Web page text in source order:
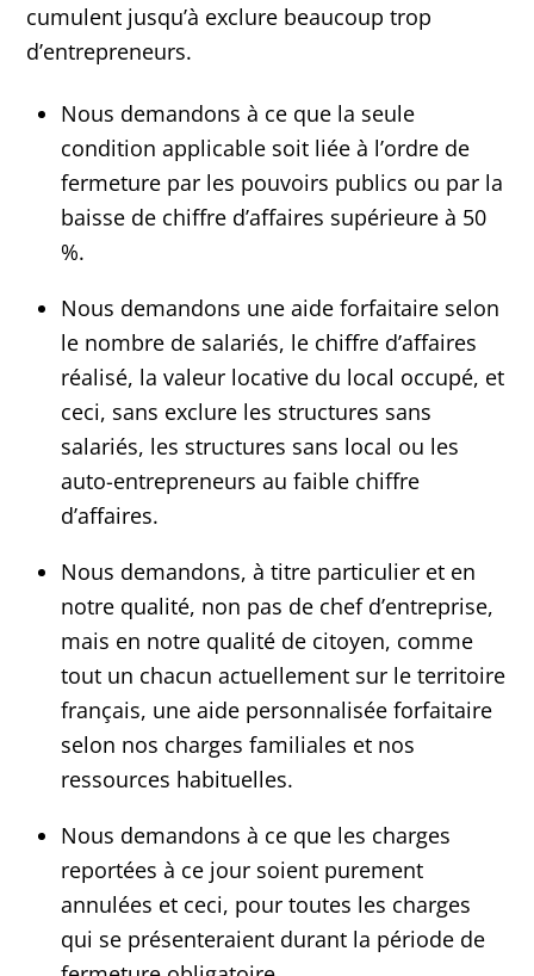
cumulent jusqu’à exclure beaucoup trop
d’entrepreneurs.
Nous demandons à ce que la seule
condition applicable soit liée à l’ordre de
fermeture par les pouvoirs publics ou par la
baisse de chiffre d’affaires supérieure à 50
%.
Nous demandons une aide forfaitaire selon
le nombre de salariés, le chiffre d’affaires
réalisé, la valeur locative du local occupé, et
ceci, sans exclure les structures sans
salariés, les structures sans local ou les
auto-entrepreneurs au faible chiffre
d’affaires.
Nous demandons, à titre particulier et en
notre qualité, non pas de chef d’entreprise,
mais en notre qualité de citoyen, comme
tout un chacun actuellement sur le territoire
français, une aide personnalisée forfaitaire
selon nos charges familiales et nos
ressources habituelles.
Nous demandons à ce que les charges
reportées à ce jour soient purement
annulées et ceci, pour toutes les charges
qui se présenteraient durant la période de